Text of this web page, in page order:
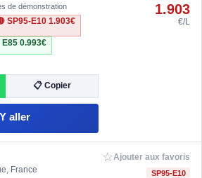
de démonstration
SP95-E10 1.903€
E85 0.993€
📋 Copier
aller
1.903
€/L
France
☆Ajouter aux favoris
SP95-E10